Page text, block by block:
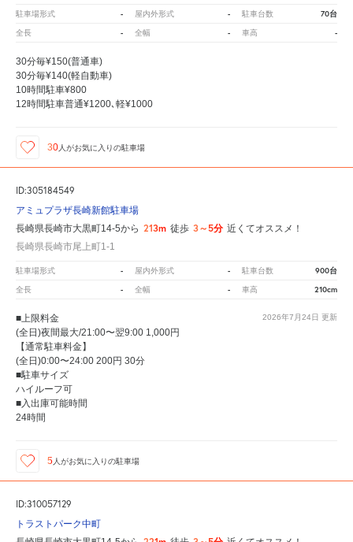
駐車場形式 - 屋内外形式 - 駐車台数 70台
全長 - 全幅 - 車高 -
30分毎¥150(普通車)
30分毎¥140(軽自動車)
10時間駐車¥800
12時間駐車普通¥1200､軽¥1000
30人がお気に入りの駐車場
ID:305184549
アミュプラザ長崎新館駐車場
長崎県長崎市大黒町14-5から 213m 徒歩 3～5分 近くてオススメ！
長崎県長崎市尾上町1-1
駐車場形式 - 屋内外形式 - 駐車台数 900台
全長 - 全幅 - 車高 210cm
2026年7月24日 更新
■上限料金
(全日)夜間最大/21:00〜翌9:00 1,000円
【通常駐車料金】
(全日)0:00〜24:00 200円 30分
■駐車サイズ
ハイルーフ可
■入出庫可能時間
24時間
5人がお気に入りの駐車場
ID:310057129
トラストパーク中町